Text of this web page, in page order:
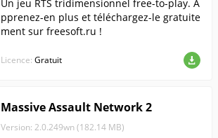
Un jeu RTS tridimensionnel free-to-play. A
pprenez-en plus et téléchargez-le gratuite
ment sur freesoft.ru !
Licence: Gratuit
Massive Assault Network 2
Version: 2.0.249wn (182.14 MB)